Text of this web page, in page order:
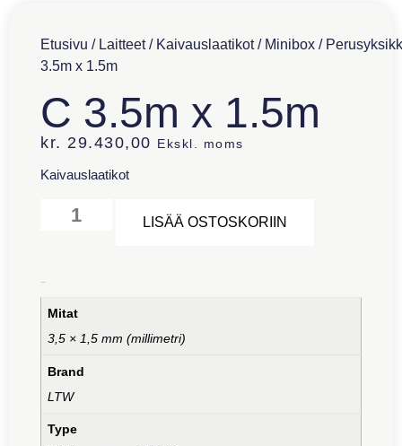
Etusivu / Laitteet/ Kaivauslaatikot/ Minibox /
3.5m x 1.5m
C 3.5m x 1.5m
kr. 29.430,00 Ekskl. moms
Kaivauslaatikot
LISÄÄ OSTOSKORIIN
Mitat
3,5 × 1,5 mm (millimetri)
Brand
LTW
Type